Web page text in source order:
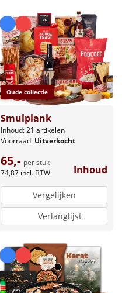
Oude collectie
Smulplank
Inhoud: 21 artikelen
Voorraad: Uitverkocht
65,- per stuk
74,87 incl. BTW Inhoud
Vergelijken
Verlanglijst